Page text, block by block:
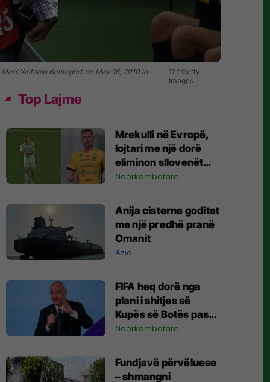
Bentegodi on May 16, 2010 in
12:"Getty
Images
Top Lajme
Mrekulli në Evropë,
lojtari me një dorë
eliminon sllovenët
nga Liga e
Ndërkombëtare
Anija cisterne goditet
me një predhë pranë
Omanit
Azia
FIFA heq dorë nga
plani i shitjes së
Kupës së Botës pas
kërcënimeve të
UEFA dhe
konfederatat tjera
Ndërkombëtare
Fundjavë përvëluese
– shmangni